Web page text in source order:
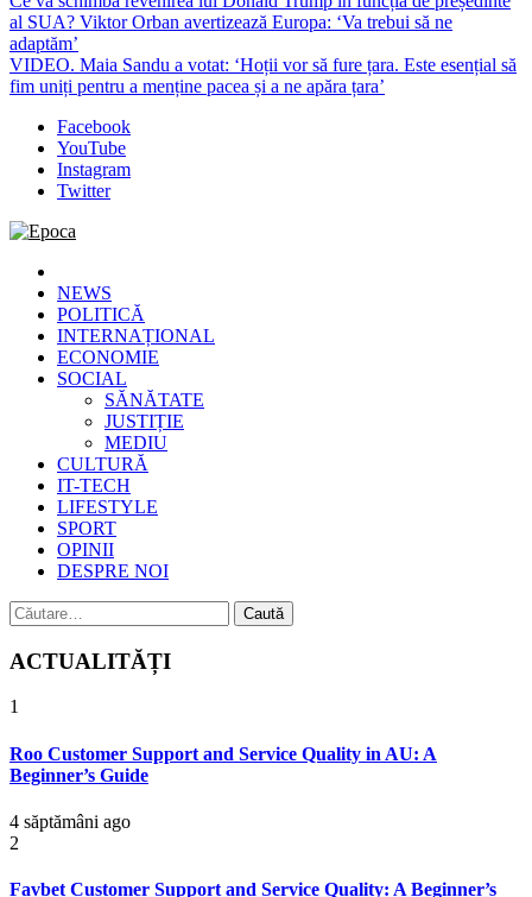
al SUA? Viktor Orban avertizează Europa: ‘Va trebui să ne
adaptăm’
VIDEO. Maia Sandu a votat: ‘Hoții vor să fure țara. Este esențial să
fim uniți pentru a menține pacea și a ne apăra țara’
Facebook
YouTube
Instagram
Twitter
Epoca
Cele mai noi știri online din România
NEWS
POLITICĂ
INTERNAȚIONAL
ECONOMIE
SOCIAL
SĂNĂTATE
JUSTIȚIE
MEDIU
CULTURĂ
IT-TECH
LIFESTYLE
SPORT
OPINII
DESPRE NOI
Caută
după:
ACTUALITĂȚI
1
Roo Customer Support and Service Quality in AU: A
Beginner’s Guide
4 săptămâni ago
2
Favbet Customer Support and Service Quality: A Beginner’s